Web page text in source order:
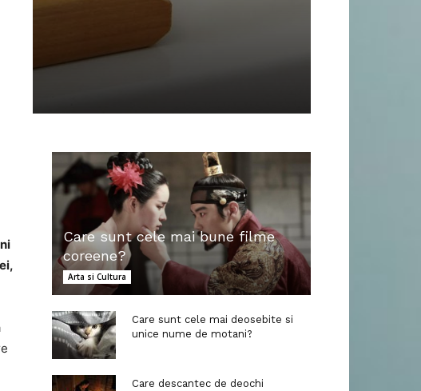
Care sunt cele mai bune filme
coreene?
Arta si Cultura
Care sunt cele mai deosebite si
unice nume de motani?
Care descantec de deochi